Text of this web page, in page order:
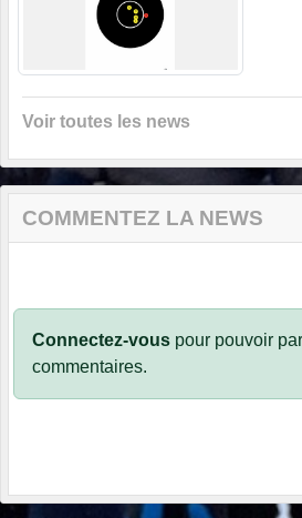
Voir toutes les news
COMMENTEZ LA NEWS
Connectez-vous pour pouvoir
commentaires.